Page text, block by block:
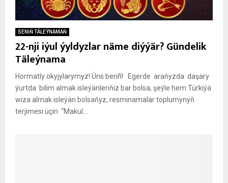
SENIŇ TÄLEÝNAMAŇ
22-nji iýul ýyldyzlar näme diýýär? Gündelik
Täleýnama
Hormatly okyjylarymyz! Üns beriñ! Egerde araňyzda daşary
ýurtda bilim almak isleýänleriňiz bar bolsa, şeýle hem Türkiýä
wiza almak isleýän bolsaňyz, resminamalar toplumynyň
terjimesi üçin “Makul...